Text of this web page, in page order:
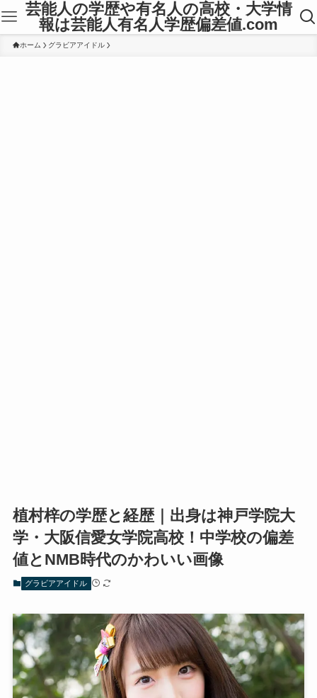
芸能人の学歴や有名人の高校・大学情
報は芸能人有名人学歴偏差値.com
ホーム グラビアアイドル
植村梓の学歴と経歴｜出身は神戸学院大
学・大阪信愛女学院高校！中学校の偏差
値とNMB時代のかわいい画像
グラビアアイドル